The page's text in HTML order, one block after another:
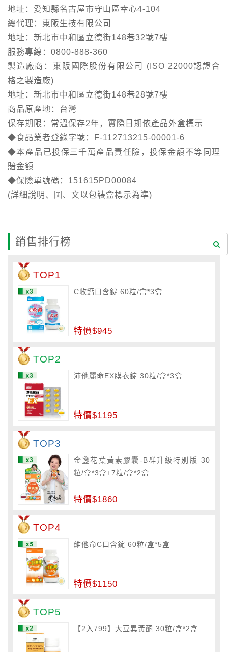
地址：愛知縣名古屋市守山區幸心4-104
總代理：東阪生技有限公司
地址：新北市中和區立德街148巷32號7樓
服務專線：0800-888-360
製造廠商：東阪國際股份有限公司 (ISO 22000認證合
格之製造廠)
地址：新北市中和區立德街148巷28號7樓
商品原產地：台灣
保存期限：常溫保存2年，實際日期依產品外盒標示
◆食品業者登錄字號：F-112713215-00001-6
◆本產品已投保三千萬產品責任險，投保金額不等同理
賠金額
◆保險單號碼：151615PD00084
(詳細說明、圖、文以包裝盒標示為準)
銷售排行榜
TOP1
C收鈣口含錠 60粒/盒*3盒
特價$945
TOP2
沛他麗命EX膜衣錠 30粒/盒*3盒
特價$1195
TOP3
金盞花葉黃素膠囊-B群升級特別版 30
粒/盒*3盒+7粒/盒*2盒
特價$1860
TOP4
維他命C口含錠 60粒/盒*5盒
特價$1150
TOP5
【2入799】大豆異黃酮 30粒/盒*2盒